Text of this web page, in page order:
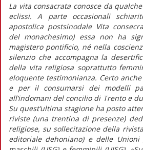
La vita consacrata conosce da
eclissi. A parte occasionali
apostolica postsinodale Vita
del monachesimo) essa non ha
magistero pontificio, né nella
silenzio che accompagna la
della vita religiosa soprattutto
eloquente testimonianza. Certo
e per il consumarsi dei modelli
all’indomani del concilio di Trento e
Su quest’ultima stagione ha posto
riviste (una trentina di presenze)
religiose, su sollecitazione della
editoriale dehoniano) e delle